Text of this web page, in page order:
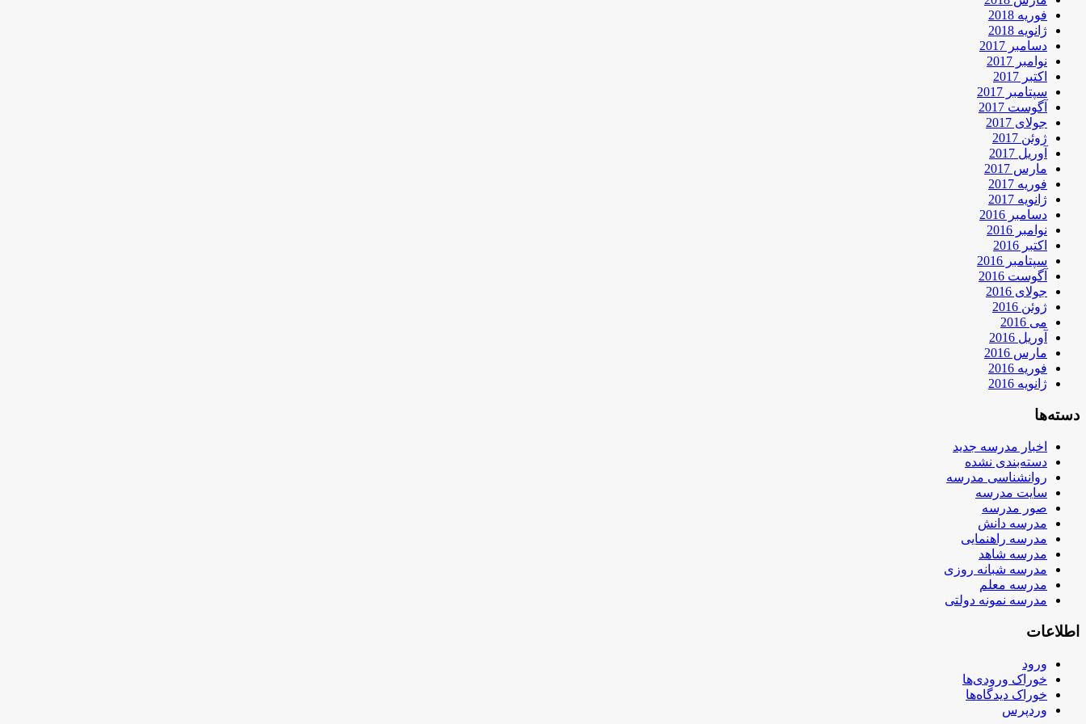
فوریه 2018
ژانویه 2018
دسامبر 2017
نوامبر 2017
اکتبر 2017
سپتامبر 2017
آگوست 2017
جولای 2017
ژوئن 2017
آوریل 2017
مارس 2017
فوریه 2017
ژانویه 2017
دسامبر 2016
نوامبر 2016
اکتبر 2016
سپتامبر 2016
آگوست 2016
جولای 2016
ژوئن 2016
می 2016
آوریل 2016
مارس 2016
فوریه 2016
ژانویه 2016
دسته‌ها
اخبار مدرسه جدید
دسته‌بندی نشده
روانشناسی مدرسه
سایت مدرسه
صور مدرسه
مدرسه دانش
مدرسه راهنمایی
مدرسه شاهد
مدرسه شبانه روزی
مدرسه معلم
مدرسه نمونه دولتی
اطلاعات
ورود
خوراک ورودی‌ها
خوراک دیدگاه‌ها
وردپرس